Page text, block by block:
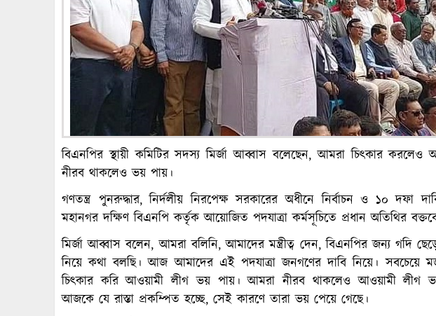
বিএনপির স্থায়ী কমিটির সদস্য মির্জা আব্বাস বলেছেন, আমরা চিৎকার
নীরব থাকলেও ভয় পায়।
গণতন্ত্র পুনরুদ্ধার, নির্দলীয় নিরপেক্ষ সরকারের অধীনে নির্বাচন ও ১০ দফা
মহানগর দক্ষিণ বিএনপি কর্তৃক আয়োজিত পদযাত্রা কর্মসূচিতে প্রধান অতিথির
মির্জা আব্বাস বলেন, আমরা বলিনি, আমাদের মন্ত্রীত্ব দেন, বিএনপির জন্য গদি
নিয়ে কথা বলছি। আজ আমাদের এই পদযাত্রা জনগণের দাবি নিয়ে। সবচেয়ে
চিৎকার করি আওয়ামী লীগ ভয় পায়। আমরা নীরব থাকলেও আওয়ামী লীগ
আজকে যে রাস্তা প্রকম্পিত হচ্ছে, সেই কারণে তারা ভয় পেয়ে গেছে।